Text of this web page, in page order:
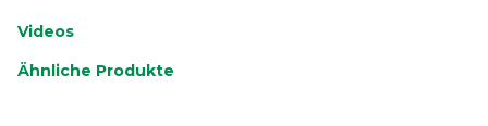
Videos
Ähnliche Produkte